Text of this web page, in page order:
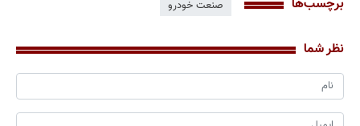
برچسب‌ها صنعت خودرو
نظر شما